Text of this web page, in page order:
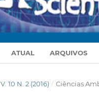
ATUAL ARQUIVOS
V. 10 N. 2 (2016) / Ciências